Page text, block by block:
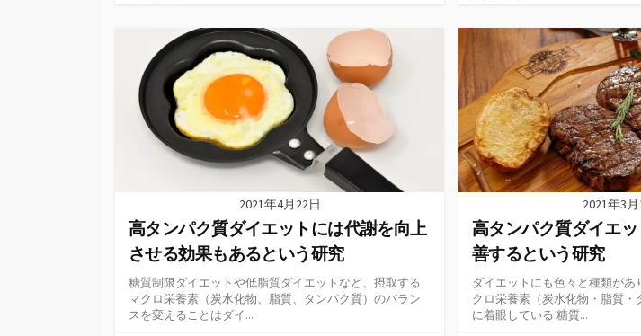
ー
ゴ
2021年4月22日
高タンパク質ダイエットには代謝を向上
させる効果もあるという研究
糖質制限ダイエットや低脂質ダイエットなど、摂取する
マクロ栄養素（炭水化物、脂質、タンパク質）のバラン
スを変えることはダイ...
2021年3
高タンパク質ダイエ
善するという研究
ダイエットにも色々と種類があ
クロ栄養素（炭水化物・脂質・
に着眼している 糖質...